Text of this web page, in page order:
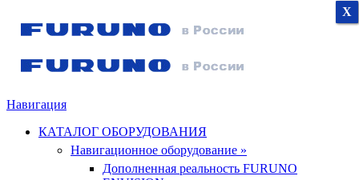
Навигация
КАТАЛОГ ОБОРУДОВАНИЯ
Навигационное оборудование »
Дополненная реальность FURUNO
X
X
X